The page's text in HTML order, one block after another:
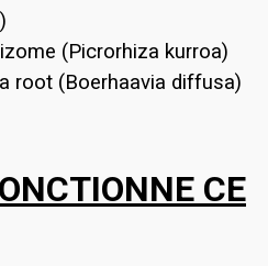
(Picrorhiza kurroa)
root (Boerhaavia diffusa)
CE